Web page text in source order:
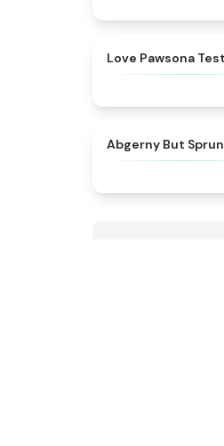
Love Pawsona Test
Abgerny But